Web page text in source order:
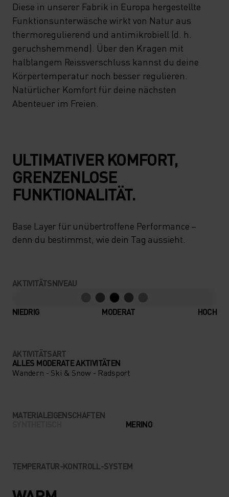
Diese in unserer Fabrik in Europa hergestellte
Funktionsunterwäsche wirkt von Natur aus
thermoregulierend und antimikrobiell (d. h.
geruchshemmend). Über den Kragen mit
halblangem Reissverschluss kannst du deine
Körpertemperatur noch besser regulieren.
Natürlicher Komfort für deine nächsten
Abenteuer im Freien.
ULTIMATIVER KOMFORT,
GRENZENLOSE
FUNKTIONALITÄT.
Base Layer für unübertroffene Performance –
denn du bestimmst, wie dein Tag aussieht.
AKTIVITÄTSNIVEAU
NIEDRIG MODERAT HOCH
AKTIVITÄTSART
ALLES MODERATE AKTIVITÄTEN
Wandern - Ski & Snow - Radsport
MATERIALEIGENSCHAFTEN
MERINO
TEMPERATUR-KONTROLL-SYSTEM